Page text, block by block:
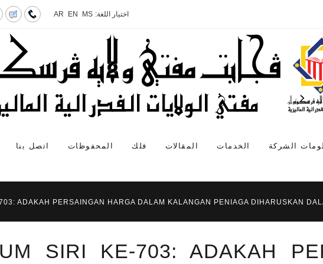
اختيار اللغة: MS
EN
AR
الشركة الخدمات المقالات فلك المحفوظات اتصل بنا
ADAKAH PERSAINGAN HARGA DALAM KALANGAN PENIAGA DIHARUSKAN
SIRI KE-703: ADAKAH